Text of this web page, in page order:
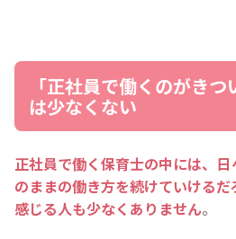
・業務面の負担を軽減できる
・保育士が正社員からパートや派
給与が下がる可能性がある
・キャリアアップのチャンス
・正社員保育士の働き方がきつ
・「正社員で働くのがきつい…」
る質問
・保育士は正社員よりもパート
「正社員で働くのがきつ
は少なくない
正社員で働く保育士の中には、日
のままの働き方を続けていけるだ
感じる人も少なくありません。